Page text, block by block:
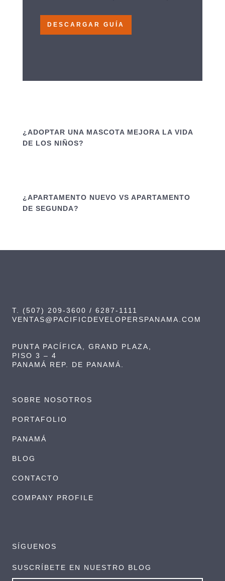
DESCARGAR GUÍA
¿ADOPTAR UNA MASCOTA MEJORA LA VIDA
DE LOS NIÑOS?
¿APARTAMENTO NUEVO VS APARTAMENTO
DE SEGUNDA?
T. (507) 209-3600 / 6287-1111
VENTAS@PACIFICDEVELOPERSPANAMA.COM
PUNTA PACÍFICA, GRAND PLAZA,
PISO 3 – 4
PANAMÁ REP. DE PANAMÁ.
SOBRE NOSOTROS
PORTAFOLIO
PANAMÁ
BLOG
CONTACTO
COMPANY PROFILE
SÍGUENOS
SUSCRÍBETE EN NUESTRO BLOG